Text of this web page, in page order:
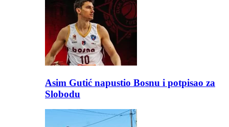
Asim Gutić napustio Bosnu i potpisao za
Slobodu